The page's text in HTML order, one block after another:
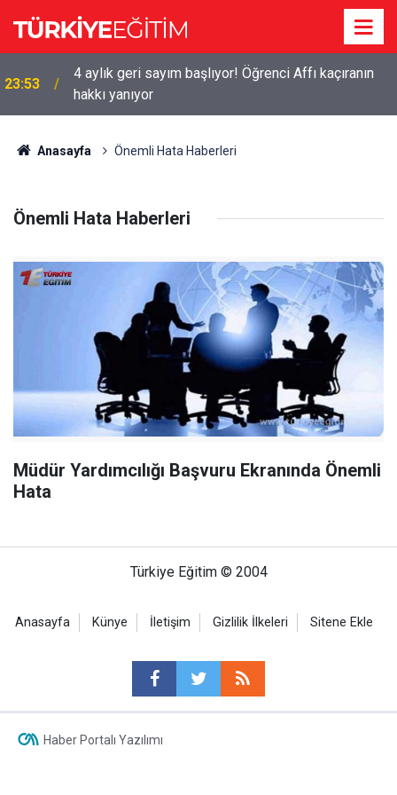
23:53
4 aylık geri sayım başlıyor! Öğrenci Affı kaçıranın
hakkı yanıyor
Anasayfa Önemli Hata Haberleri
Önemli Hata Haberleri
Müdür Yardımcılığı Başvuru Ekranında Önemli
Hata
Türkiye Eğitim © 2004
Anasayfa Künye İletişim Gizlilik İlkeleri Sitene Ekle
Haber Portalı Yazılımı